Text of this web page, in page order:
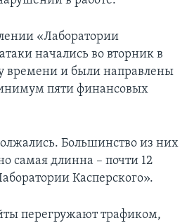
«Лаборатории
начались во вторник в
времени и были направлены
пяти финансовых
Большинство из них
самая длинна – почти 12
Касперского».
перегружают трафиком,